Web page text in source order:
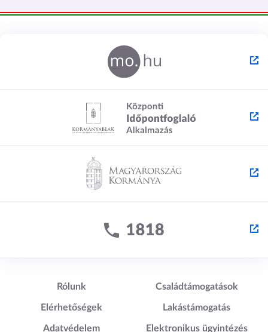
Lábléc1
Rólunk
Elérhetőségek
Adatvédelem
Lábléc2
Családtámogatások
Lakástámogatás
Elektronikus ügyintézés